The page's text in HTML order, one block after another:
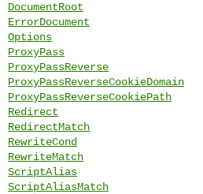
DocumentRoot
ErrorDocument
Options
ProxyPass
ProxyPassReverse
ProxyPassReverseCookieDomain
ProxyPassReverseCookiePath
Redirect
RedirectMatch
RewriteCond
RewriteMatch
ScriptAlias
ScriptAliasMatch